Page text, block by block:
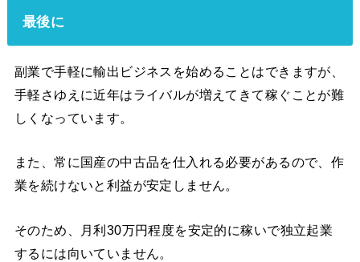
最後に
副業で手軽に輸出ビジネスを始めることはできますが、
手軽さゆえに近年はライバルが増えてきて稼ぐことが難
しくなっています。
また、常に国産の中古品を仕入れる必要があるので、作
業を続けないと利益が安定しません。
そのため、月利30万円程度を安定的に稼いで独立起業
するには向いていません。